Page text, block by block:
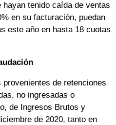
tenido caída de ventas
en su facturación, puedan
este año en hasta 18 cuotas
de retenciones
no ingresadas o
de Ingresos Brutos y
de 2020, tanto en